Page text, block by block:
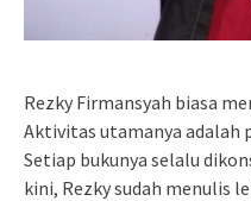
Rezky Firmansyah biasa
Aktivitas utamanya adalah
Setiap bukunya selalu
kini, Rezky sudah menulis